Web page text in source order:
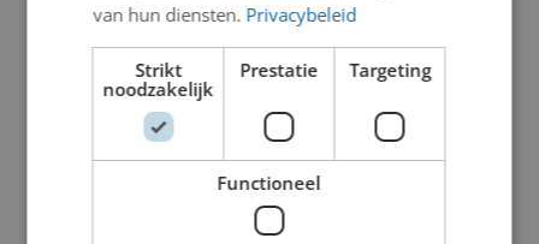
van hun diensten. Privacybeleid
Strikt
noodzakelijk
Prestatie Targeting
Functioneel